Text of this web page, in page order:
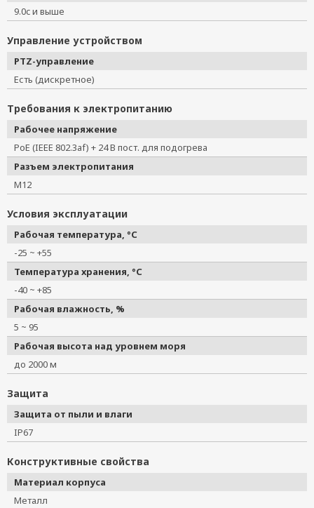
9.0c и выше
Управление устройством
PTZ-управление
Есть (дискретное)
Требования к электропитанию
Рабочее напряжение
PoE (IEEE 802.3af) + 24 В пост. для подогрева
Разъем электропитания
M12
Условия эксплуатации
Рабочая температура, °C
-25 ~ +55
Температура хранения, °C
-40 ~ +85
Рабочая влажность, %
5 ~ 95
Рабочая высота над уровнем моря
до 2000 м
Защита
Защита от пыли и влаги
IP67
Конструктивные свойства
Материал корпуса
Металл